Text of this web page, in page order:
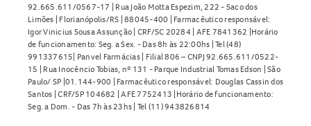
92.665.611/0567-17 | Rua João Motta Espezim, 222 - Saco dos
Limões | Florianópolis/RS | 88045-400 | Farmacêutico responsável:
Igor Vinicius Sousa Assunção | CRF/SC 20284 | AFE 7841362 |Horário
de funcionamento: Seg. a Sex. - Das 8h às 22:00hs | Tel (48)
991337615| Panvel Farmácias | Filial 806 – CNPJ 92.665.611/0522-
15 | Rua Inocêncio Tobias, nº 131 - Parque Industrial Tomas Edson | São
Paulo/ SP |01.144-900 | Farmacêutico responsável: Douglas Cassin dos
Santos | CRF/SP 104682 | AFE 7752413 |Horário de funcionamento:
Seg. a Dom. - Das 7h às 23hs | Tel (11) 943826814